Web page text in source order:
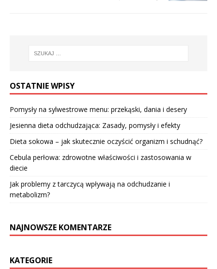
OSTATNIE WPISY
Pomysły na sylwestrowe menu: przekąski, dania i desery
Jesienna dieta odchudzająca: Zasady, pomysły i efekty
Dieta sokowa – jak skutecznie oczyścić organizm i schudnąć?
Cebula perłowa: zdrowotne właściwości i zastosowania w
diecie
Jak problemy z tarczycą wpływają na odchudzanie i
metabolizm?
NAJNOWSZE KOMENTARZE
KATEGORIE